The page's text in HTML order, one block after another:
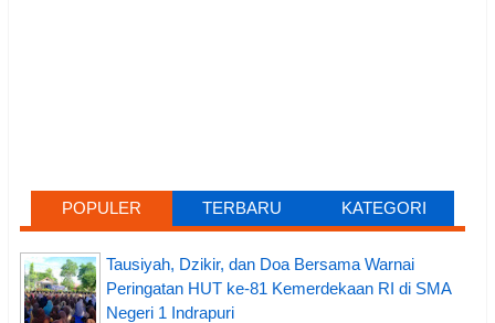
POPULER TERBARU KATEGORI
Tausiyah, Dzikir, dan Doa Bersama Warnai
Peringatan HUT ke-81 Kemerdekaan RI di SMA
Negeri 1 Indrapuri